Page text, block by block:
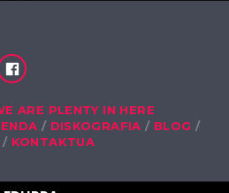
ARE PLENTY IN HERE
DISKOGRAFIA
BLOG
KONTAKTUA